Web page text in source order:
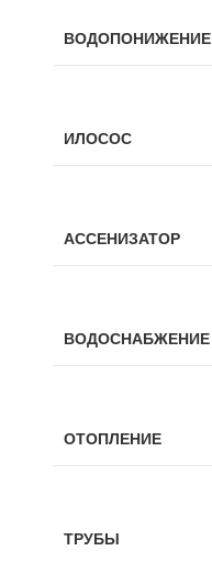
ВОДОПОНИЖЕНИЕ
ИЛОСОС
АССЕНИЗАТОР
ВОДОСНАБЖЕНИЕ
ОТОПЛЕНИЕ
ТРУБЫ